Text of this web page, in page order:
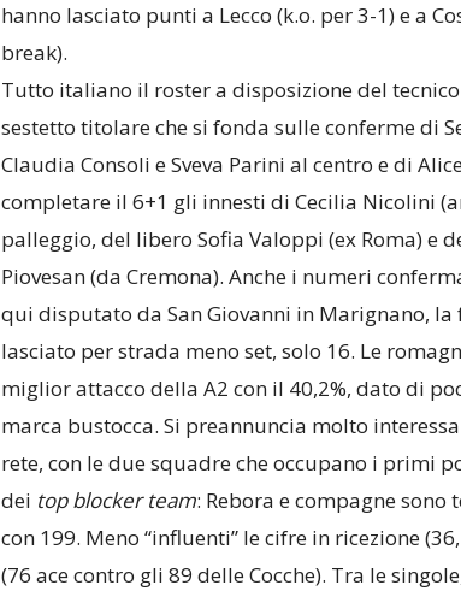
hanno lasciato punti a Lecco (k.o. per 3-1) e a
break).
Tutto italiano il roster a disposizione del
sestetto titolare che si fonda sulle conferme di
Claudia Consoli e Sveva Parini al centro e di
completare il 6+1 gli innesti di Cecilia Nicolini
palleggio, del libero Sofia Valoppi (ex Roma) e
Piovesan (da Cremona). Anche i numeri
qui disputato da San Giovanni in Marignano, la
lasciato per strada meno set, solo 16. Le
miglior attacco della A2 con il 40,2%, dato di
marca bustocca. Si preannuncia molto
rete, con le due squadre che occupano i primi
dei top blocker team: Rebora e compagne sono
con 199. Meno “influenti” le cifre in ricezione
(76 ace contro gli 89 delle Cocche). Tra le